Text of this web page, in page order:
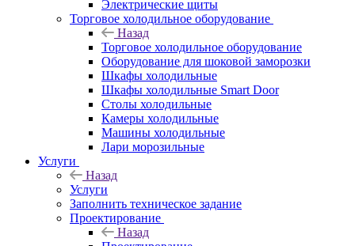
Электрические щиты
Торговое холодильное оборудование
Назад
Торговое холодильное оборудование
Оборудование для шоковой заморозки
Шкафы холодильные
Шкафы холодильные Smart Door
Столы холодильные
Камеры холодильные
Машины холодильные
Лари морозильные
Услуги
Назад
Услуги
Заполнить техническое задание
Проектирование
Назад